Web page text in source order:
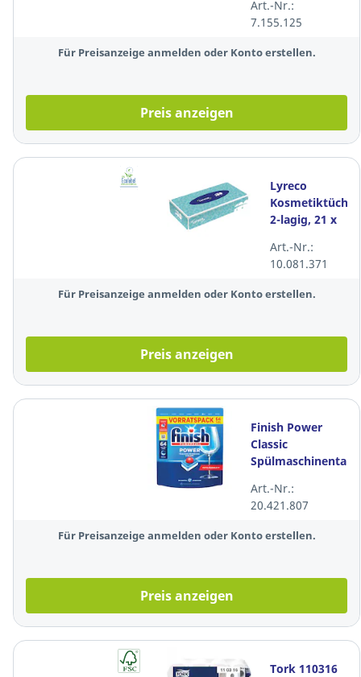
Stück
Art.-Nr.:
7.155.125
Für Preisanzeige anmelden oder Konto erstellen.
Preis anzeigen
Lyreco
2-lagig, 21 x
100 Stück
Art.-Nr.:
10.081.371
Für Preisanzeige anmelden oder Konto erstellen.
Preis anzeigen
Finish Power
Classic
Spülmaschinentabs
Powerball, 64
Tabs
Art.-Nr.:
20.421.807
Für Preisanzeige anmelden oder Konto erstellen.
Preis anzeigen
Tork 110316